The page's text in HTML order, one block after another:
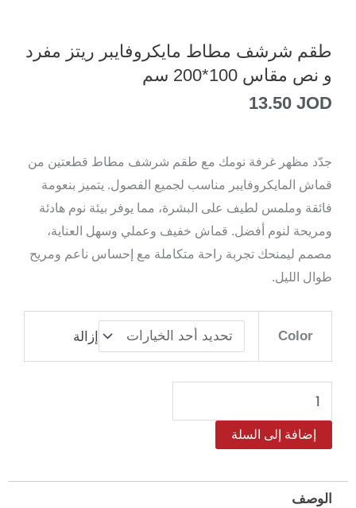
طقم شرشف مطاط مايكروفايبر ريتز مفرد
و نص مقاس 100*200 سم
13.50 JOD
جدّد مظهر غرفة نومك مع طقم شرشف مطاط قطعتين من
قماش المايكروفايبر مناسب لجميع الفصول. يتميز بنعومة
فائقة وملمس لطيف على البشرة، مما يوفر بيئة نوم هادئة
ومريحة لنوم أفضل. قماش خفيف وعملي وسهل العناية،
مصمم ليمنحك تجربة راحة متكاملة مع إحساس ناعم ومريح
طوال الليل.
Color إزالة
مطاط
مايكروفايبر
ريتز
و
إضافة إلى السلة
الوصف